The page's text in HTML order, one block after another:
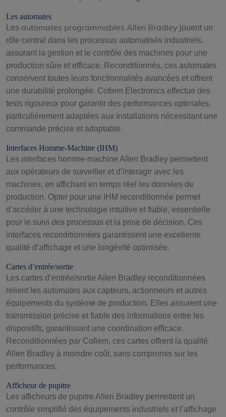
Les automates
Les automates programmables Allen Bradley jouent un
rôle central dans les processus automatisés industriels,
assurant la gestion et le contrôle des machines pour une
production sûre et efficace. Reconditionnés, ces automates
conservent toutes leurs fonctionnalités avancées et offrent
une durabilité prolongée. Cofiem Electronics effectue des
tests rigoureux pour garantir des performances optimales,
particulièrement adaptées aux installations nécessitant une
commande précise et adaptable.
Interfaces Homme-Machine (IHM)
Les interfaces homme-machine Allen Bradley permettent
aux opérateurs de surveiller et d’interagir avec les
machines, en affichant en temps réel les données de
production. Opter pour une IHM reconditionnée permet
d’accéder à une technologie intuitive et fiable, essentielle
pour le suivi des processus et la prise de décision. Ces
interfaces reconditionnées garantissent une excellente
qualité d’affichage et une longévité optimisée.
Cartes d’entrée/sortie
Les cartes d’entrée/sortie Allen Bradley reconditionnées
relient les automates aux capteurs, actionneurs et autres
équipements du système de production. Elles assurent une
transmission précise et fiable des informations entre les
dispositifs, garantissant une coordination efficace.
Reconditionnées par Cofiem, ces cartes offrent la qualité
Allen Bradley à moindre coût, sans compromis sur les
performances.
Afficheur de pupitre
Les afficheurs de pupitre Allen Bradley permettent un
contrôle simplifié des équipements industriels et l’affichage